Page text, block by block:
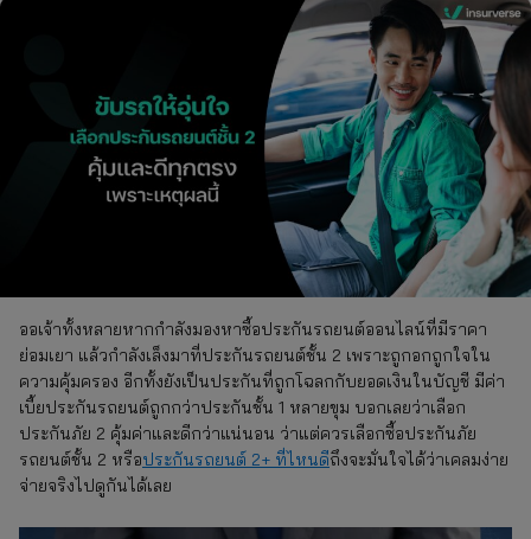
ออเจ้าทั้งหลายหากกำลังมองหาซื้อประกันรถยนต์ออนไลน์ที่มีราคา
ย่อมเยา แล้วกำลังเล็งมาที่ประกันรถยนต์ชั้น 2 เพราะถูกอกถูกใจใน
ความคุ้มครอง อีกทั้งยังเป็นประกันที่ถูกโฉลกกับยอดเงินในบัญชี มีค่า
เบี้ยประกันรถยนต์ถูกกว่าประกันชั้น 1 หลายขุม บอกเลยว่าเลือก
ประกันภัย 2 คุ้มค่าและดีกว่าแน่นอน ว่าแต่ควรเลือกซื้อประกันภัย
รถยนต์ชั้น 2 หรือประกันรถยนต์ 2+ ที่ไหนดีถึงจะมั่นใจได้ว่าเคลมง่าย
จ่ายจริงไปดูกันได้เลย